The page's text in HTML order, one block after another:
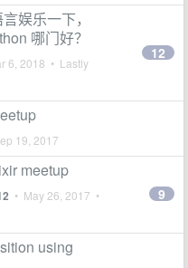
娱乐一下，
哪门好？
6, 2018 • Lastly
12
19, 2017
meetup
• May 26, 2017 •
9
using